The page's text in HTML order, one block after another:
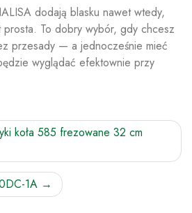
dodają blasku nawet wtedy,
To dobry wybór, gdy chcesz
przesady — a jednocześnie mieć
wyglądać efektownie przy
koła 585 frezowane 32 cm
1A